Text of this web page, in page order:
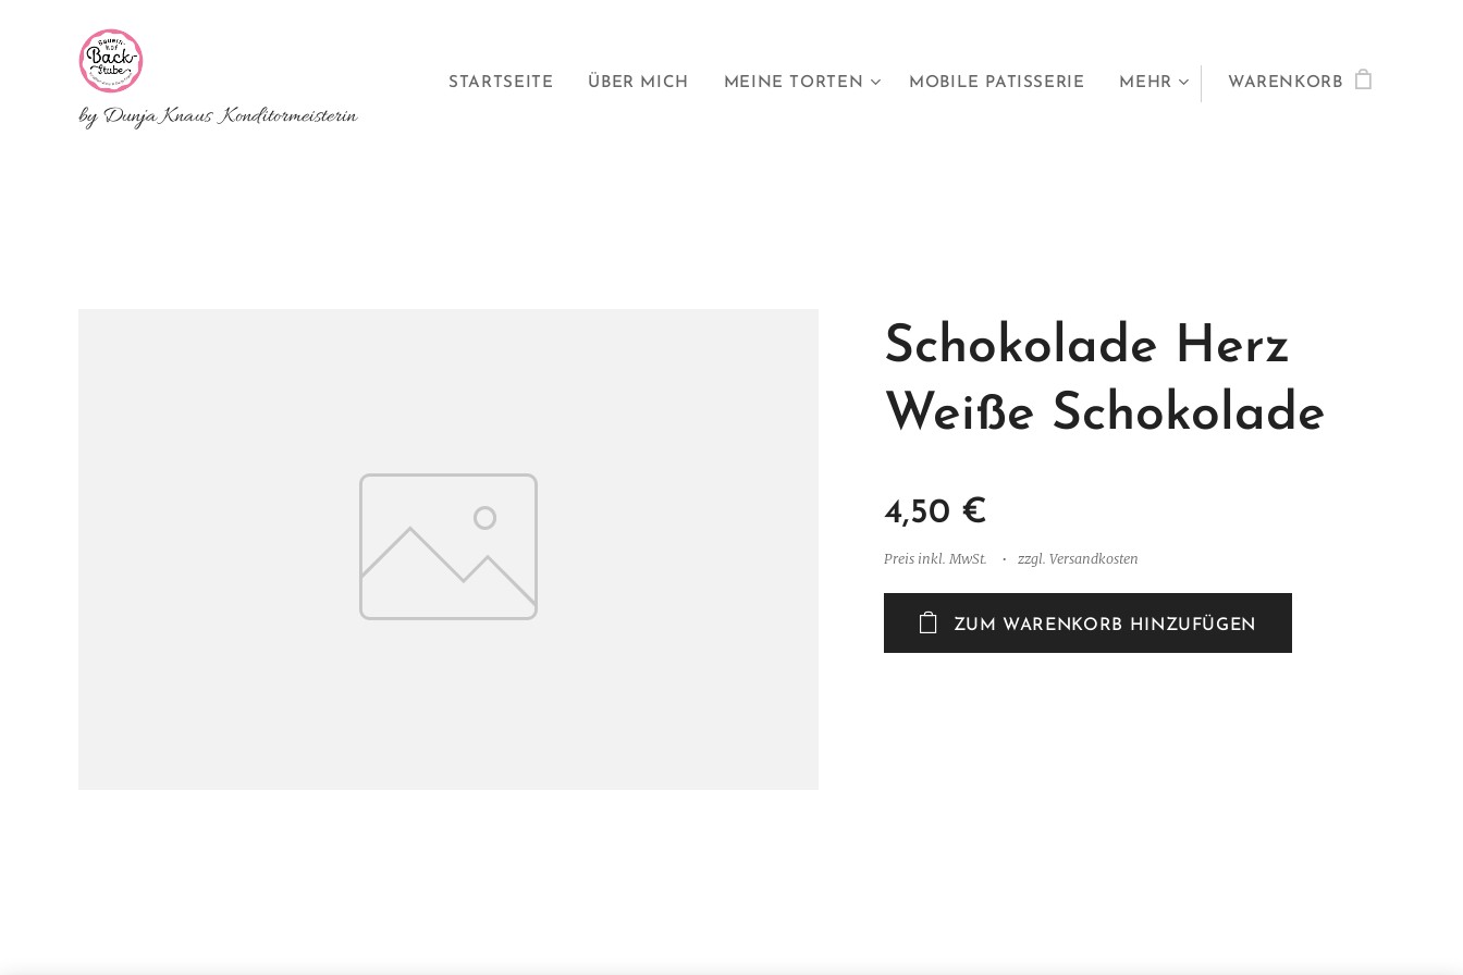
by Dunja Knaus Konditormeisterin
STARTSEITE ÜBER MICH MEINE TORTEN MOBILE PATISSERIE MEHR WARENKORB
Schokolade Herz
Weiße Schokolade
4,50 €
Preis inkl. MwSt. zzgl. Versandkosten
ZUM WARENKORB HINZUFÜGEN